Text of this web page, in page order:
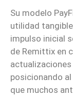
Su modelo
utilidad
impulso inicial
de Remittix en
posicionando
que muchos